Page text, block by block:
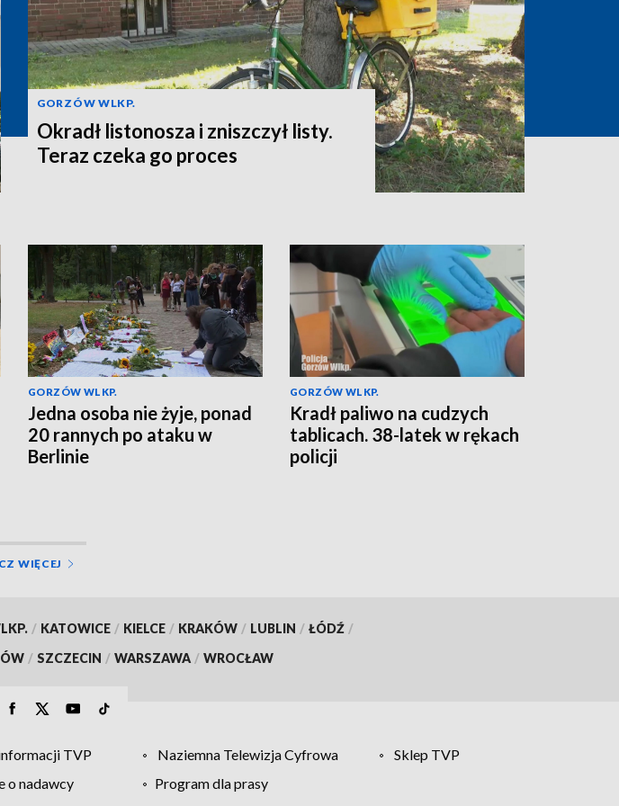
GORZÓW WLKP.
Okradł listonosza i zniszczył listy.
Teraz czeka go proces
GORZÓW WLKP.
Jedna osoba nie żyje, ponad
20 rannych po ataku w
Berlinie
GORZÓW WLKP.
Kradł paliwo na cudzych
tablicach. 38-latek w rękach
policji
WIĘCEJ
/ KATOWICE / KIELCE / KRAKÓW / LUBLIN / ŁÓDŹ /
/ SZCZECIN / WARSZAWA / WROCŁAW
TVP Naziemna Telewizja Cyfrowa
Sklep TVP
o nadawcy
Program dla prasy